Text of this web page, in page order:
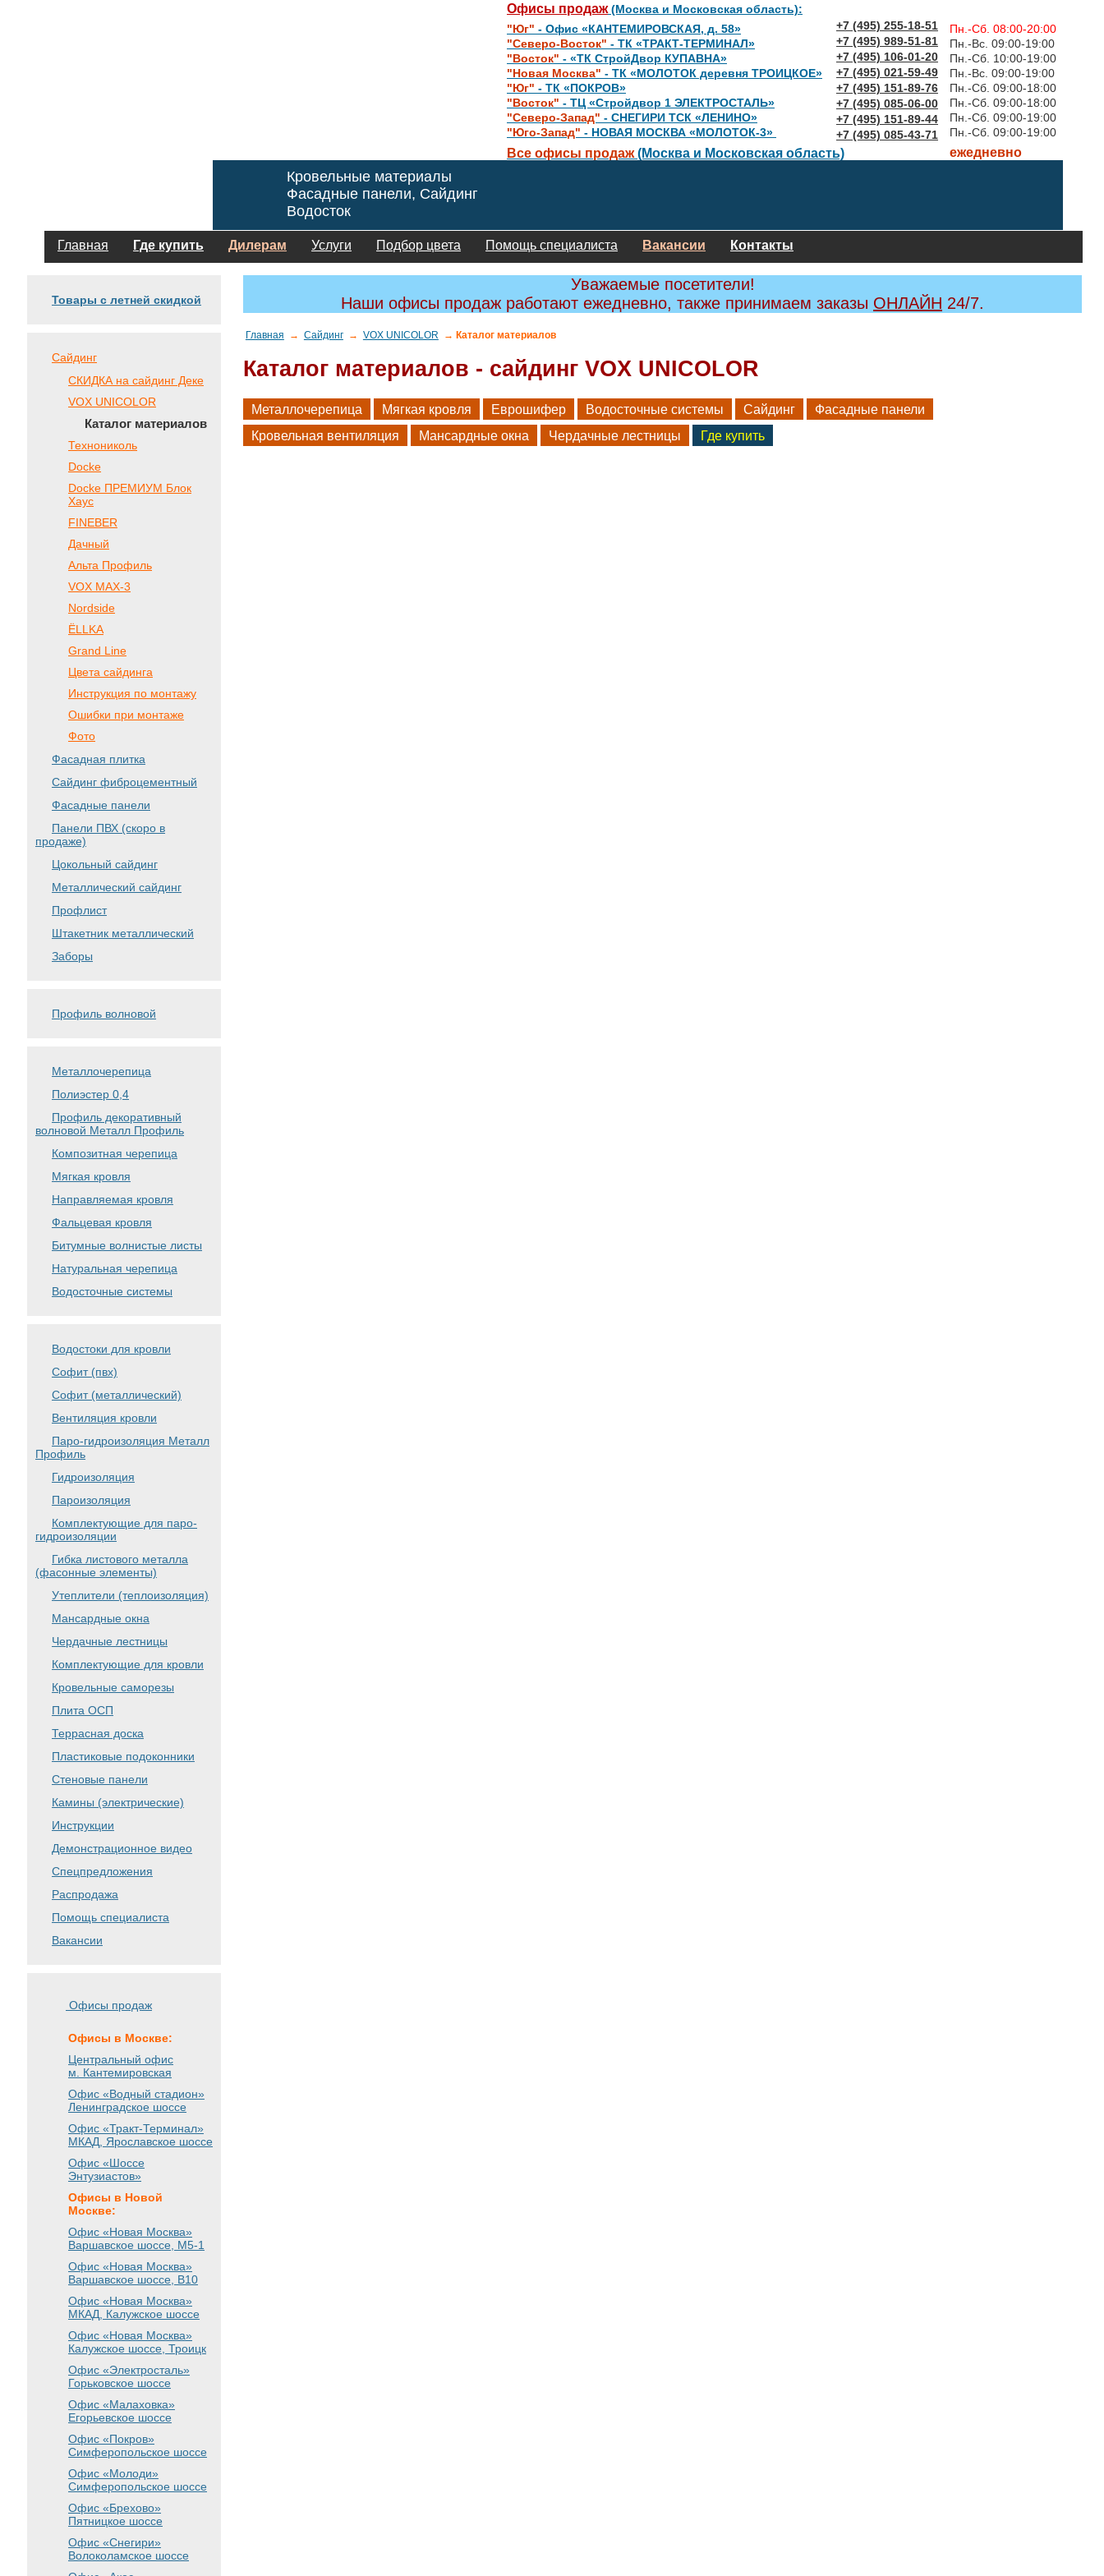
Офисы продаж(Москва и Московская область):
"Юг" - Офис «КАНТЕМИРОВСКАЯ, д. 58»
"Северо-Восток" - ТК «ТРАКТ-ТЕРМИНАЛ»
"Восток" - «ТК СтройДвор КУПАВНА»
"Новая Москва" - ТК «МОЛОТОК деревня ТРОИЦКОЕ»
"Юг" - ТК «ПОКРОВ»
"Восток" - ТЦ «Стройдвор 1 ЭЛЕКТРОСТАЛЬ»
"Северо-Запад" - СНЕГИРИ ТСК «ЛЕНИНО»
"Юго-Запад" - НОВАЯ МОСКВА «МОЛОТОК-3»
Все офисы продаж(Москва и Московская область)
+7 (495) 255-18-51
+7 (495) 989-51-81
+7 (495) 106-01-20
+7 (495) 021-59-49
+7 (495) 151-89-76
+7 (495) 085-06-00
+7 (495) 151-89-44
+7 (495) 085-43-71
Пн.-Сб. 08:00-20:00
Пн.-Вс. 09:00-19:00
Пн.-Сб. 10:00-19:00
Пн.-Вс. 09:00-19:00
Пн.-Сб. 09:00-18:00
Пн.-Сб. 09:00-18:00
Пн.-Сб. 09:00-19:00
Пн.-Сб. 09:00-19:00
ежедневно
Кровельные материалы
Фасадные панели, Сайдинг
Водосток
Главная Где купить Дилерам Услуги Подбор цвета Помощь специалиста Вакансии Контакты
Товары с летней скидкой
Сайдинг
СКИДКА на сайдинг Деке
VOX UNICOLOR
Каталог материалов
Технониколь
Docke
Docke ПРЕМИУМ Блок
Хаус
FINEBER
Дачный
Альта Профиль
VOX МАХ-3
Nordside
ЁLLKA
Grand Line
Цвета сайдинга
Инструкция по монтажу
Ошибки при монтаже
Фото
Фасадная плитка
Сайдинг фиброцементный
Фасадные панели
Панели ПВХ (скоро в
продаже)
Цокольный сайдинг
Металлический сайдинг
Профлист
Штакетник металлический
Заборы
Профиль волновой
Металлочерепица
Полиэстер 0,4
Профиль декоративный
волновой Металл Профиль
Композитная черепица
Мягкая кровля
Направляемая кровля
Фальцевая кровля
Битумные волнистые листы
Натуральная черепица
Водосточные системы
Водостоки для кровли
Софит (пвх)
Софит (металлический)
Вентиляция кровли
Паро-гидроизоляция Металл
Профиль
Гидроизоляция
Пароизоляция
Комплектующие для паро-
гидроизоляции
Гибка листового металла
(фасонные элементы)
Утеплители (теплоизоляция)
Мансардные окна
Чердачные лестницы
Комплектующие для кровли
Кровельные саморезы
Плита ОСП
Террасная доска
Пластиковые подоконники
Стеновые панели
Камины (электрические)
Инструкции
Демонстрационное видео
Спецпредложения
Распродажа
Помощь специалиста
Вакансии
Офисы продаж
Офисы в Москве:
Центральный офис
м. Кантемировская
Офис «Водный стадион»
Ленинградское шоссе
Офис «Тракт-Терминал»
МКАД, Ярославское шоссе
Офис «Шоссе
Энтузиастов»
Офисы в Новой
Москве:
Офис «Новая Москва»
Варшавское шоссе , М5-1
Офис «Новая Москва»
Варшавское шоссе , B10
Офис «Новая Москва»
МКАД, Калужское шоссе
Офис «Новая Москва»
Калужское шоссе, Троицк
Офис «Электросталь»
Горьковское шоссе
Офис «Малаховка»
Егорьевское шоссе
Офис «Покров»
Симферопольское шоссе
Офис «Молоди»
Симферопольское шоссе
Офис «Брехово»
Пятницкое шоссе
Офис «Снегири»
Волоколамское шоссе
Уважаемые посетители!
Наши офисы продаж работают ежедневно, также принимаем заказы ОНЛАЙН 24/7.
Главная → Сайдинг → VOX UNICOLOR → Каталог материалов
Каталог материалов - сайдинг VOX UNICOLOR
Металлочерепица Мягкая кровля Еврошифер Водосточные системы Сайдинг
Фасадные панели
Кровельная вентиляция
Мансардные окна Чердачные лестницы Где купить